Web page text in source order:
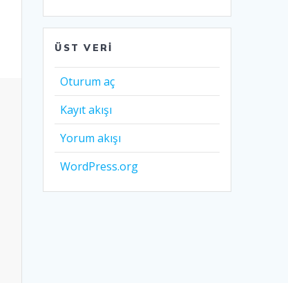
ÜST VERI
Oturum aç
Kayıt akışı
Yorum akışı
WordPress.org